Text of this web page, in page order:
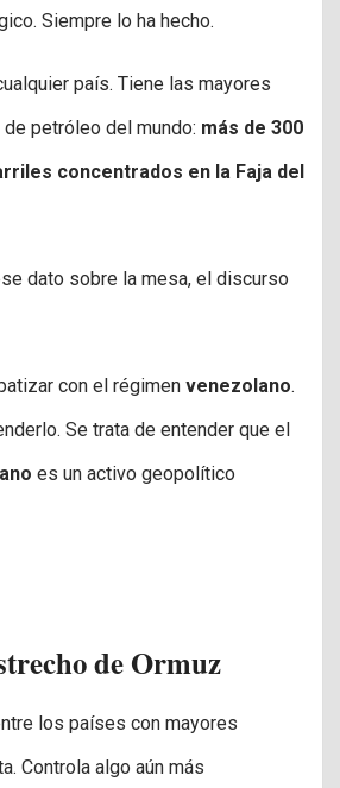
Siempre lo ha hecho.
país. Tiene las mayores
petróleo del mundo: más de 300
concentrados en la Faja del
dato sobre la mesa, el discurso
con el régimen venezolano.
Se trata de entender que el
es un activo geopolítico
de Ormuz
los países con mayores
Controla algo aún más